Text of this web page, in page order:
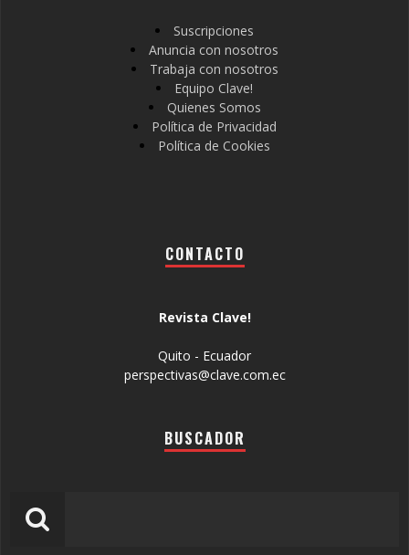
Suscripciones
Anuncia con nosotros
Trabaja con nosotros
Equipo Clave!
Quienes Somos
Política de Privacidad
Política de Cookies
CONTACTO
Revista Clave!
Quito - Ecuador
perspectivas@clave.com.ec
BUSCADOR